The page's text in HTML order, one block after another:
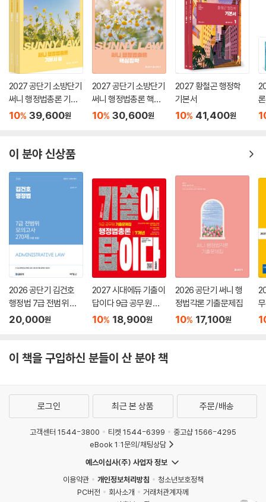
PART 02 교육정책 배경지식 280
PART 03 교육 용어 안내 283
PART 04 주제별 논술 서론과 결론 명언 모음 293
2027 공단기 소방단기
써니 행정법총론 기본
서
10% 39,600원
2027 공단기 소방단기
써니 행정법총론 핵심
집약
10% 30,600원
2027 황철곤 행정학
기본서
10% 41,400원
(
이 분야 신상품
2026 공단기 김건호
행정법 7급 전범위 모
의고사 270제 (각론포
20,000원
2027 시대에듀 기출이
답이다 9급 공무원 행
정법총론 7개년 기출문
10% 18,900원
2026 공단기 써니 행
정법각론 기출문제집
10% 17,100원
이 책을 구입하신 분들이 산 분야 책
로그인 최근 본 상품 주문/배송
고객센터 1544-3800 티켓 1544-6399
중고샵 1566-4295
eBook 1:1문의/채팅상담
예스이십사(주) 사업자 정보
이용약관
개인정보처리방침
청소년보호정책
PC버전
회사소개
거래처관계자께